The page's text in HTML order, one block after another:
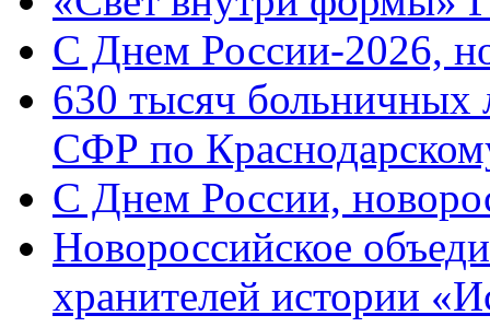
C Днем России-2026,
630 тысяч больничных
СФР по
C Днем России,
Новороссийское
хранителей истории